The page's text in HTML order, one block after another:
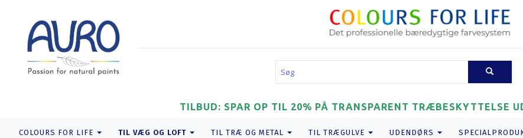
TILBUD: SPAR OP TIL 20% PÅ TRANSPARENT TRÆBESKYTTELSE
COLOURS FOR LIFE TIL VÆG OG LOFT TIL TRÆ OG METAL TIL TRÆGULVE UDENDØRS